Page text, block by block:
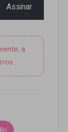
Assinar
a